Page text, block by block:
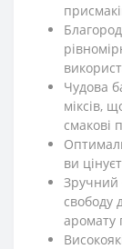
Чудова
міксів,
смакові
ви
Зручний
свободу
аромату